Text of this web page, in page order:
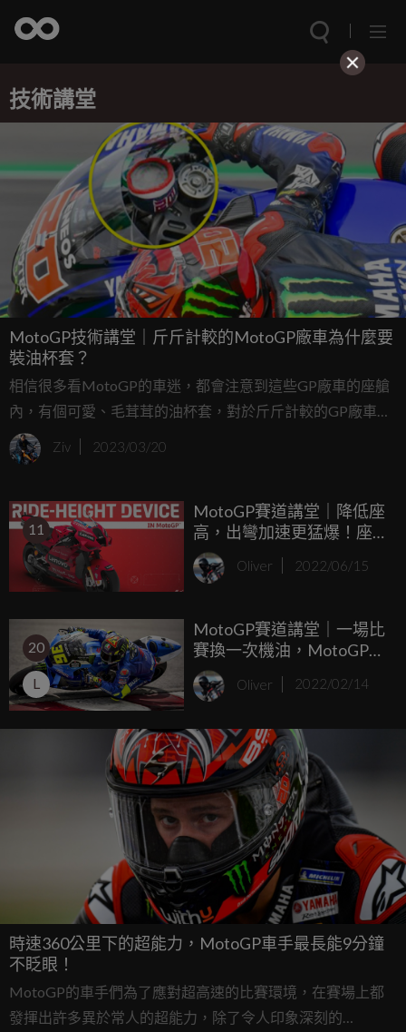
技術講堂
MotoGP技術講堂｜斤斤計較的MotoGP廠車為什麼要
裝油杯套？
相信很多看MotoGP的車迷，都會注意到這些GP廠車的座艙
內，有個可愛、毛茸茸的油杯套，對於斤斤計較的GP廠車來
說，為何會出現這麼一個看似增加重量的無用物呢？其實油
杯套對於MotoGP車手來說，可是一個不可或缺的關鍵保護
Ziv 2023/03/20
11
MotoGP賽道講堂｜降低座
高，出彎加速更猛爆！座
高調整裝置大解密
Oliver 2022/06/15
20
L
MotoGP賽道講堂｜一場比
賽換一次機油，MotoGP整
台車都是消耗品!
Oliver 2022/02/14
時速360公里下的超能力，MotoGP車手最長能9分鐘
不眨眼！
MotoGP的車手們為了應對超高速的比賽環境，在賽場上都
發揮出許多異於常人的超能力，除了令人印象深刻的